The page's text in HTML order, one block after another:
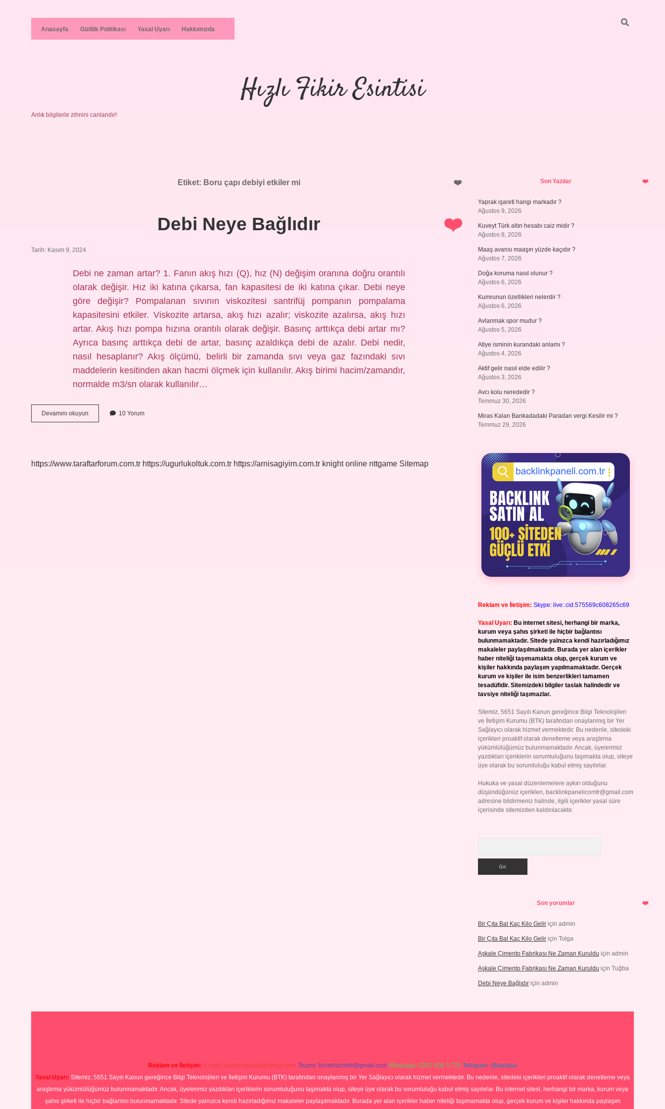
Anasayfa Gizlilik Politikası Yasal Uyarı Hakkımızda
Hızlı Fikir Esintisi
Anlık bilgilerle zihnini canlandır!
Etiket: Boru çapı debiyi etkiler mi
Debi Neye Bağlıdır
Tarih: Kasım 9, 2024
Debi ne zaman artar? 1. Fanın akış hızı (Q), hız (N) değişim oranına doğru orantılı
olarak değişir. Hız iki katına çıkarsa, fan kapasitesi de iki katına çıkar. Debi neye
göre değişir? Pompalanan sıvının viskozitesi santrifüj pompanın pompalama
kapasitesini etkiler. Viskozite artarsa, akış hızı azalır; viskozite azalırsa, akış hızı
artar. Akış hızı pompa hızına orantılı olarak değişir. Basınç arttıkça debi artar mı?
Ayrıca basınç arttıkça debi de artar, basınç azaldıkça debi de azalır. Debi nedir,
nasıl hesaplanır? Akış ölçümü, belirli bir zamanda sıvı veya gaz fazındaki sıvı
maddelerin kesitinden akan hacmi ölçmek için kullanılır. Akış birimi hacim/zamandır,
normalde m3/sn olarak kullanılır…
Devamını okuyun
Neye
10 Yorum
https://www.taraftarforum.com.tr https://ugurlukoltuk.com.tr https://arnisagiyim.com.tr knight online nttgame Sitemap
SidebarSon Yazılar
Yaprak işareti hangi markadır ?
Ağustos 9, 2026
Kuveyt Türk altın hesabı caiz midir ?
Ağustos 8, 2026
Maaş avansı maaşın yüzde kaçıdır ?
Ağustos 7, 2026
Doğa koruma nasıl olunur ?
Ağustos 6, 2026
Kumrunun özellikleri nelerdir ?
Ağustos 6, 2026
Avlanmak spor mudur ?
Ağustos 5, 2026
Atiye isminin kurandaki anlamı ?
Ağustos 4, 2026
Aktif gelir nasıl elde edilir ?
Ağustos 3, 2026
Avcı kolu nerededir ?
Temmuz 30, 2026
Miras Kalan Bankadadaki Paradan vergi Kesilir mi ?
Temmuz 29, 2026
Reklam ve İletişim: Skype: live:.cid.575569c608265c69
Yasal Uyarı: Bu internet sitesi, herhangi bir marka,
kurum veya şahıs şirketi ile hiçbir bağlantısı
bulunmamaktadır. Sitede yalnızca kendi hazırladığımız
makaleler paylaşılmaktadır. Burada yer alan içerikler
haber niteliği taşımamakta olup, gerçek kurum ve
kişiler hakkında paylaşım yapılmamaktadır. Gerçek
kurum ve kişiler ile isim benzerlikleri tamamen
tesadüfidir. Sitemizdeki bilgiler taslak halindedir ve
tavsiye niteliği taşımazlar.
Sitemiz, 5651 Sayılı Kanun gereğince Bilgi Teknolojileri
ve İletişim Kurumu (BTK) tarafından onaylanmış bir Yer
Sağlayıcı olarak hizmet vermektedir. Bu nedenle, sitedeki
içerikleri proaktif olarak denetleme veya araştırma
yükümlülüğümüz bulunmamaktadır. Ancak, üyelerimiz
yazdıkları içeriklerin sorumluluğunu taşımakta olup, siteye
üye olarak bu sorumluluğu kabul etmiş sayılırlar.
Hukuka ve yasal düzenlemelere aykırı olduğunu
düşündüğünüz içerikleri, backlinkpanelicomtr@gmail.com
adresine bildirmeniz halinde, ilgili içerikler yasal süre
içerisinde sitemizden kaldırılacaktır.
Son yorumlar
Bir Çıta Bal Kaç Kilo Geliriçin admin
Bir Çıta Bal Kaç Kilo Geliriçin Tolga
Aşkale Çimento Fabrikası Ne Zaman Kuruldu için admin
Aşkale Çimento Fabrikası Ne Zaman Kuruldu için Tuğba
Debi Neye Bağlıdıriçin admin
Reklam ve İletişim: E-mail: backlinkpaneli@gmail.com Teams: forumhizmeti@gmail.com Whatsapp: 0262 606 0 726 Telegram: @karabul
Yasal Uyarı: Sitemiz, 5651 Sayılı Kanun gereğince Bilgi Teknolojileri ve İletişim Kurumu (BTK) tarafından onaylanmış bir Yer Sağlayıcı olarak hizmet vermektedir. Bu nedenle, sitedeki içerikleri proaktif olarak denetleme veya
araştırma yükümlülüğümüz bulunmamaktadır. Ancak, üyelerimiz yazdıkları içeriklerin sorumluluğunu taşımakta olup, siteye üye olarak bu sorumluluğu kabul etmiş sayılırlar. Bu internet sitesi, herhangi bir marka, kurum veya
şahıs şirketi ile hiçbir bağlantısı bulunmamaktadır. Sitede yalnızca kendi hazırladığımız makaleler paylaşılmaktadır. Burada yer alan içerikler haber niteliği taşımamakta olup, gerçek kurum ve kişiler hakkında paylaşım